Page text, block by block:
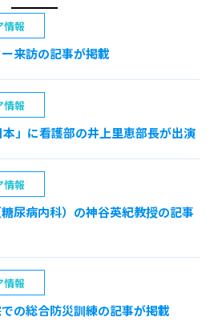
情報
来訪の記事が掲載
情報
」に看護部の井上里恵部長が出演
情報
尿病内科）の神谷英紀教授の記事
情報
の総合防災訓練の記事が掲載